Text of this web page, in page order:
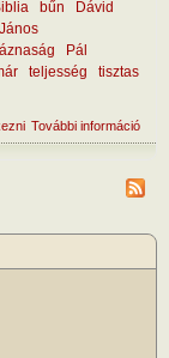
bűn
Dávid
János
Pál
teljesség
tisztas
További információ